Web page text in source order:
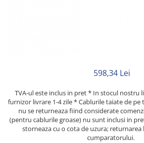
Canal cablu metalic
Canal cablu PVC
Conectica
598,34 Lei
TVA-ul este inclus in pret * In stocul nostru
furnizor livrare 1-4 zile * Cablurile taiate de
nu se returneaza fiind considerate
(pentru cablurile groase) nu sunt inclusi in
storneaza cu o cota de uzura; returnarea
cumparatorului.